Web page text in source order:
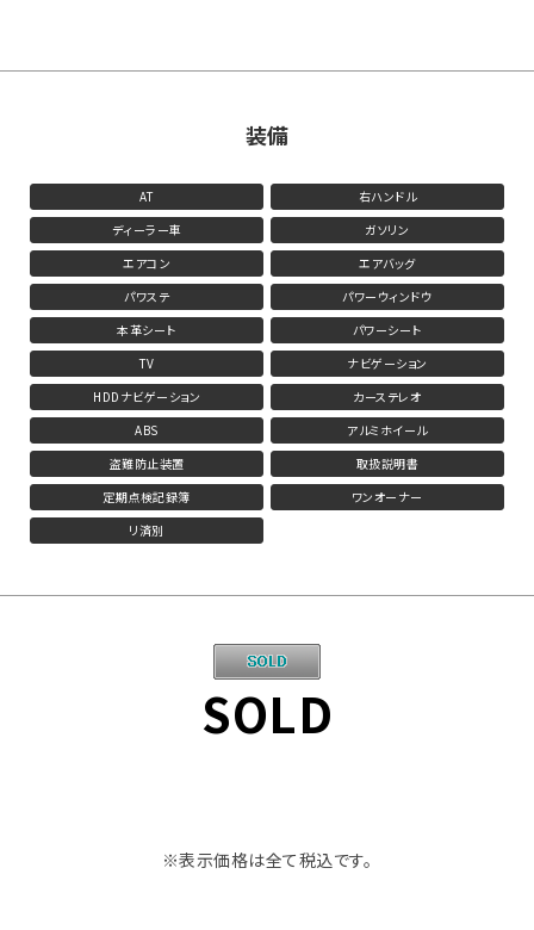
装備
AT
右ハンドル
ディーラー車
ガソリン
エアコン
エアバッグ
パワステ
パワーウィンドウ
本革シート
パワーシート
TV
ナビゲーション
HDDナビゲーション
カーステレオ
ABS
アルミホイール
盗難防止装置
取扱説明書
定期点検記録簿
ワンオーナー
リ済別
SOLD
※表示価格は全て税込です。